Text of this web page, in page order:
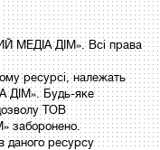
МЕДІА ДІМ». Всі права
ресурсі, належать
Будь-яке
ТОВ
заборонено.
даного ресурсу